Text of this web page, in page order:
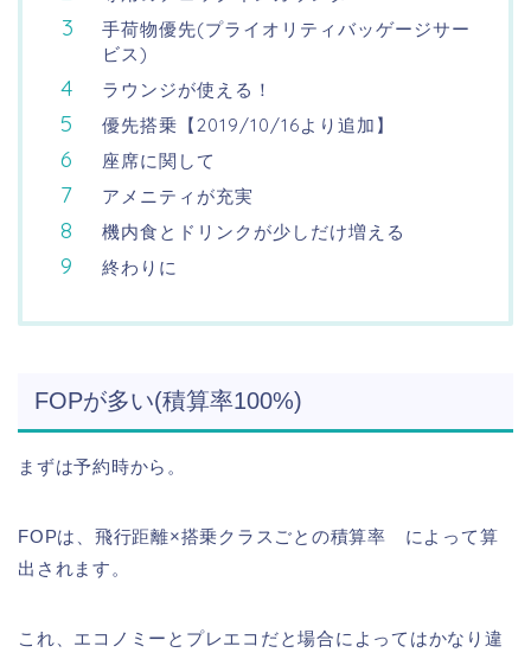
手荷物優先(プライオリティバッゲージサー
ビス)
ラウンジが使える！
優先搭乗【2019/10/16より追加】
座席に関して
アメニティが充実
機内食とドリンクが少しだけ増える
終わりに
FOPが多い(積算率100%)
まずは予約時から。
FOPは、飛行距離×搭乗クラスごとの積算率 によって算
出されます。
これ、エコノミーとプレエコだと場合によってはかなり違